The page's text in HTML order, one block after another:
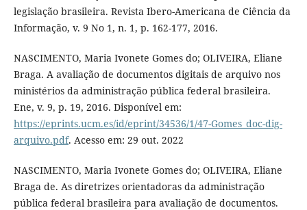
legislação brasileira. Revista Ibero-Americana de Ciência da
Informação, v. 9 No 1, n. 1, p. 162-177, 2016.
NASCIMENTO, Maria Ivonete Gomes do; OLIVEIRA, Eliane
Braga. A avaliação de documentos digitais de arquivo nos
ministérios da administração pública federal brasileira.
Ene, v. 9, p. 19, 2016. Disponível em:
https://eprints.ucm.es/id/eprint/34536/1/47-Gomes_doc-dig-
arquivo.pdf. Acesso em: 29 out. 2022
NASCIMENTO, Maria Ivonete Gomes do; OLIVEIRA, Eliane
Braga de. As diretrizes orientadoras da administração
pública federal brasileira para avaliação de documentos.